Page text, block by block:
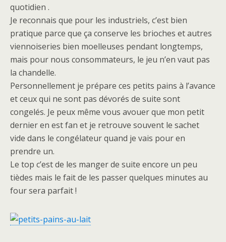
quotidien .
Je reconnais que pour les industriels, c’est bien
pratique parce que ça conserve les brioches et autres
viennoiseries bien moelleuses pendant longtemps,
mais pour nous consommateurs, le jeu n’en vaut pas
la chandelle.
Personnellement je prépare ces petits pains à l’avance
et ceux qui ne sont pas dévorés de suite sont
congelés. Je peux même vous avouer que mon petit
dernier en est fan et je retrouve souvent le sachet
vide dans le congélateur quand je vais pour en
prendre un.
Le top c’est de les manger de suite encore un peu
tièdes mais le fait de les passer quelques minutes au
four sera parfait !